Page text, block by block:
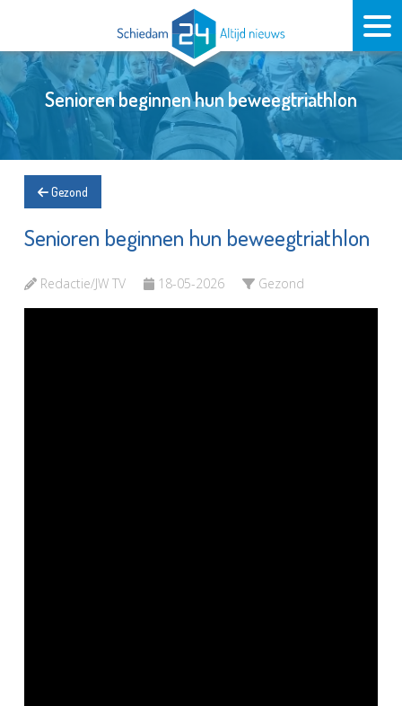
Senioren beginnen hun beweegtriathlon
Gezond
Senioren beginnen hun beweegtriathlon
Redactie/JW TV 18-05-2026 Gezond